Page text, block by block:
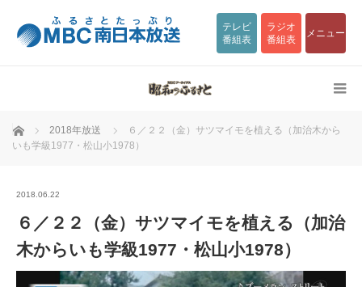
テレビ
番組表
ラジオ
番組表
メニュー
ホーム 2018年放送
６／２２（金）サツマイモを植える（加治木から
いも学級1977・松山小1978）
2018.06.22
６／２２（金）サツマイモを植える（加治
木からいも学級1977・松山小1978）